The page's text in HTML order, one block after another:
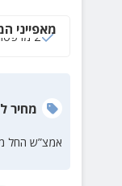
מאפייני
2 מרפסות
מחיר
אמצ”ש החל